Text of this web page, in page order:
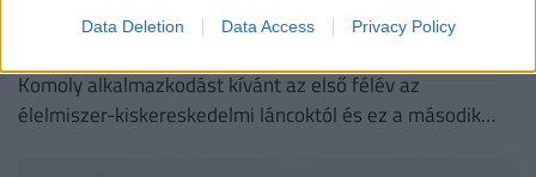
Data Deletion Data Access Privacy Policy
hatalmas változás jön a polcokon, erre kell
Komoly alkalmazkodást kívánt az első félév az
élelmiszer-kiskereskedelmi láncoktól és ez a második